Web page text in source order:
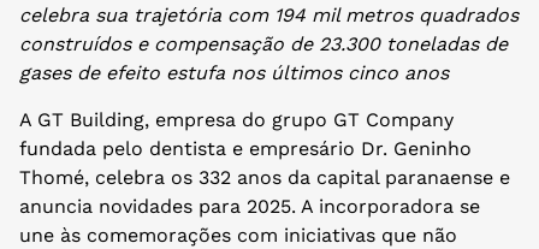
celebra sua trajetória com 194 mil metros quadrados
construídos e compensação de 23.300 toneladas de
gases de efeito estufa nos últimos cinco anos
A GT Building, empresa do grupo GT Company
fundada pelo dentista e empresário Dr. Geninho
Thomé, celebra os 332 anos da capital paranaense e
anuncia novidades para 2025. A incorporadora se
une às comemorações com iniciativas que não